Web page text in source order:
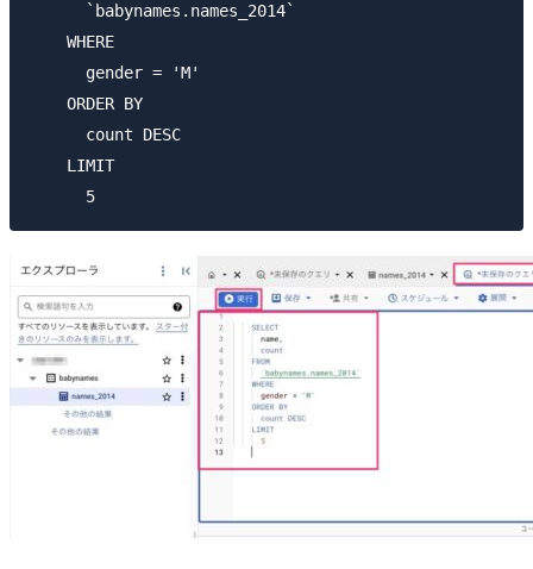
      `babynames.names_2014`
    WHERE
      gender = 'M'
    ORDER BY
      count DESC
    LIMIT